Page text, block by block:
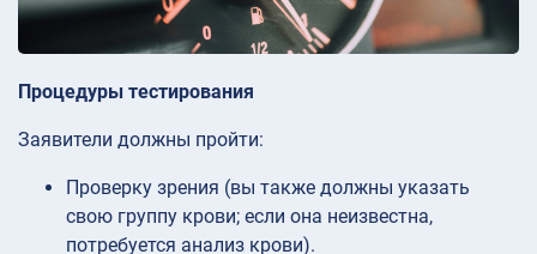
Процедуры тестирования
Заявители должны пройти:
Проверку зрения (вы также должны указать
свою группу крови; если она неизвестна,
потребуется анализ крови).